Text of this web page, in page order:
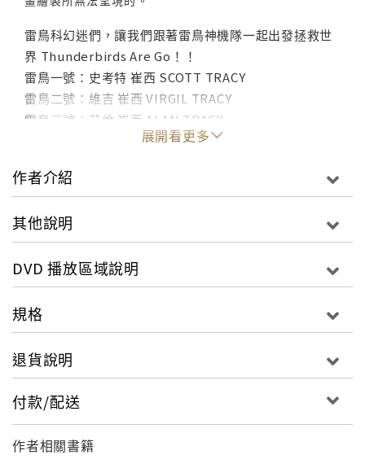
雷鳥科幻迷們，讓我們跟著雷鳥神機隊一起出發拯救世
界 Thunderbirds Are Go！！
雷鳥一號：史考特 崔西 SCOTT TRACY
雷鳥二號：維吉 崔西 VIRGIL TRACY
雷鳥三號：艾倫 崔西 ALAN TRACY
雷鳥四號：戈登 崔西 GORDON TRACY
FAB 1：倫敦諜報員 潘妮洛普小姐 Lady Penelope
21世紀中葉，人類首次火星登陸探險任務Zero-X太空船
即將發射，邪惡的假面人胡德當然不缺席，早已藏身於
太空船內進行破壞，導致Zero-X發射失敗墜毀。二年
後，所有調查都顯示這是人為的蓄意破壞造成；第二次
火星任務即將展開，國際救援隊「雷鳥神機隊」這次打
破慣例主動出擊、出面維護發射安全。在崔西家族五兄
弟和美麗的倫敦諜報員潘妮洛普小姐通力合作下，成功
之旅。經過六週漫長飛行，Zero-X已經安全降落在火星
上，但火星上未知的生命體已蠢蠢欲動...... Zero-X上的
五名探險隊員們將要如何安全返回地球？！雷鳥神機隊
出發！！
展開看更多
作者介紹
其他說明
DVD 播放區域說明
規格
退貨說明
付款/配送
作者相關書籍